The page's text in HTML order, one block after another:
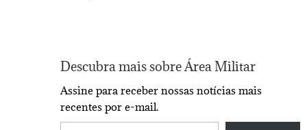
Descubra mais sobre Área Militar
Assine para receber nossas notícias mais
recentes por e-mail.